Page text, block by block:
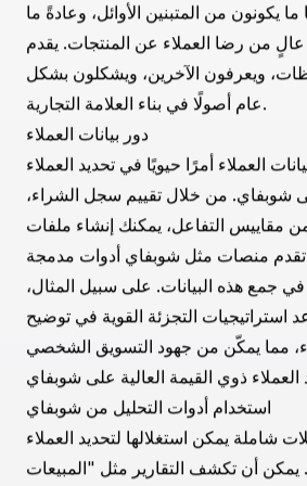
الإجمالية للأعمال. يتميزون ليس فقط
أيضًا بمستوى تفاعلهم وولائهم للعلامة
العميل "ذو قيمة عالية" يتطلب تقييم
عدة عوامل:
مرة يعود العميل لإجراء عمليات شراء؟
متوسط قيمة الطلب (AOV): ما هو المبلغ الذي يُصرف عادةً
خلال كل عملية شراء؟
قيمة عمر العميل (CLV): ما هو الربح الصافي المتوقع من
على مدى مدة علاقتهم مع عملك؟
خصائص العملاء ذوي القيمة العالية
ذوو القيمة العالية في صفات مشتركة.
ما يكونون من المتبنين الأوائل، وعادةً ما
عالٍ من رضا العملاء عن المنتجات. يقدم
ويعرفون الآخرين، ويشكلون بشكل
عام أصولًا في بناء العلامة التجارية.
دور بيانات العملاء